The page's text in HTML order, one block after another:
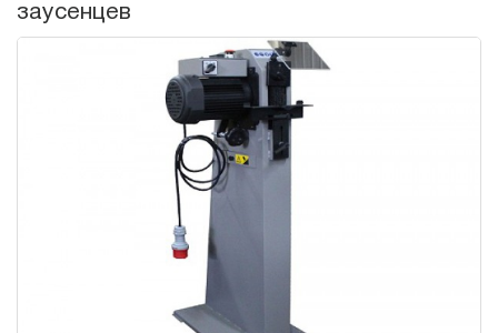
заусенцев